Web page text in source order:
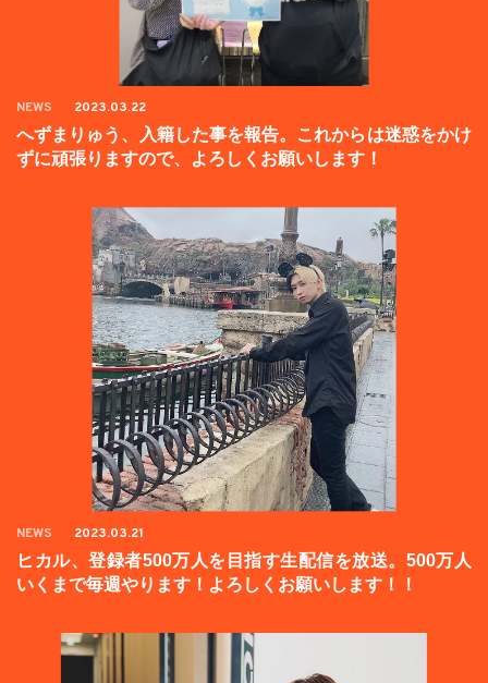
NEWS 2023.03.22
へずまりゅう、入籍した事を報告。これからは迷惑をかけ
ずに頑張りますので、よろしくお願いします！
NEWS 2023.03.21
ヒカル、登録者500万人を目指す生配信を放送。500万人
いくまで毎週やります！よろしくお願いします！！